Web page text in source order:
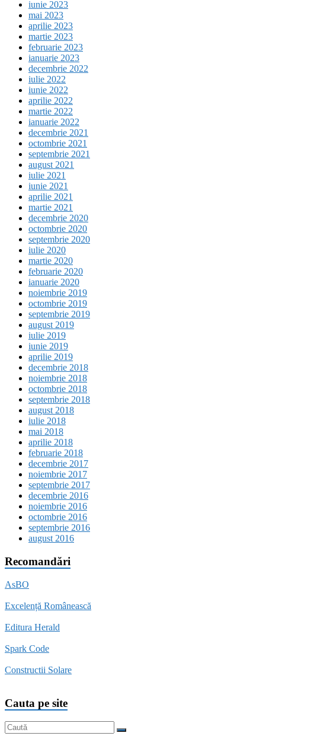
iunie 2023
mai 2023
aprilie 2023
martie 2023
februarie 2023
ianuarie 2023
decembrie 2022
iulie 2022
iunie 2022
aprilie 2022
martie 2022
ianuarie 2022
decembrie 2021
octombrie 2021
septembrie 2021
august 2021
iulie 2021
iunie 2021
aprilie 2021
martie 2021
decembrie 2020
octombrie 2020
septembrie 2020
iulie 2020
martie 2020
februarie 2020
ianuarie 2020
noiembrie 2019
octombrie 2019
septembrie 2019
august 2019
iulie 2019
iunie 2019
aprilie 2019
decembrie 2018
noiembrie 2018
octombrie 2018
septembrie 2018
august 2018
iulie 2018
mai 2018
aprilie 2018
februarie 2018
decembrie 2017
noiembrie 2017
septembrie 2017
decembrie 2016
noiembrie 2016
octombrie 2016
septembrie 2016
august 2016
Recomandări
AsBO
Excelență Românească
Editura Herald
Spark Code
Constructii Solare
Cauta pe site